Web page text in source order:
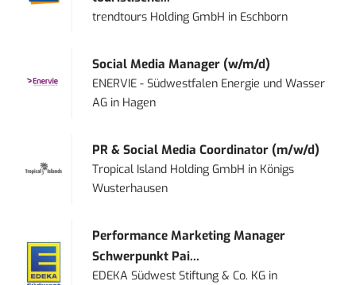
trendtours Holding GmbH in Eschborn
Social Media Manager (w/m/d)
ENERVIE - Südwestfalen Energie und Wasser
AG in Hagen
PR & Social Media Coordinator (m/w/d)
Tropical Island Holding GmbH in Königs
Wusterhausen
Performance Marketing Manager
Schwerpunkt Pai...
EDEKA Südwest Stiftung & Co. KG in